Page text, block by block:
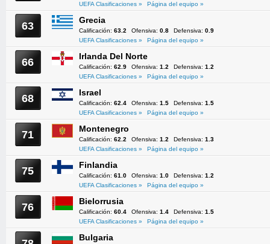
UEFA Clasificaciones »
Página del equipo »
63 Grecia
Calificación: 63.2 Ofensiva: 0.8 Defensiva: 0.9
UEFA Clasificaciones »
Página del equipo »
66 Irlanda Del Norte
Calificación: 62.9 Ofensiva: 1.2 Defensiva: 1.2
UEFA Clasificaciones »
Página del equipo »
68 Israel
Calificación: 62.4 Ofensiva: 1.5 Defensiva: 1.5
UEFA Clasificaciones »
Página del equipo »
71 Montenegro
Calificación: 62.2 Ofensiva: 1.2 Defensiva: 1.3
UEFA Clasificaciones »
Página del equipo »
75 Finlandia
Calificación: 61.0 Ofensiva: 1.0 Defensiva: 1.2
UEFA Clasificaciones »
Página del equipo »
76 Bielorrusia
Calificación: 60.4 Ofensiva: 1.4 Defensiva: 1.5
UEFA Clasificaciones »
Página del equipo »
Bulgaria